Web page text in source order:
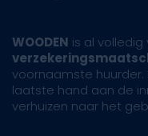
WOODEN is al
voornaamste
laatste hand aan de
verhuizen naar het